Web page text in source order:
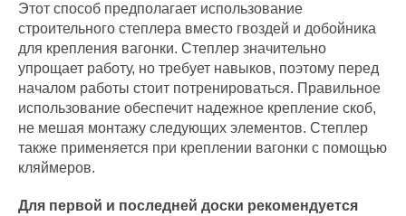
Этот способ предполагает использование
строительного степлера вместо гвоздей и добойника
для крепления вагонки. Степлер значительно
упрощает работу, но требует навыков, поэтому перед
началом работы стоит потренироваться. Правильное
использование обеспечит надежное крепление скоб,
не мешая монтажу следующих элементов. Степлер
также применяется при креплении вагонки с помощью
кляймеров.
Для первой и последней доски рекомендуется